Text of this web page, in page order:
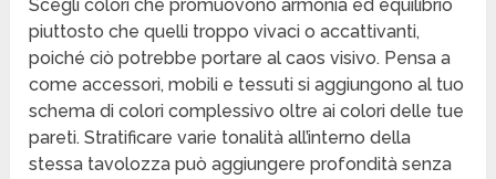
Scegli colori che promuovono armonia ed equilibrio
piuttosto che quelli troppo vivaci o accattivanti,
poiché ciò potrebbe portare al caos visivo. Pensa a
come accessori, mobili e tessuti si aggiungono al tuo
schema di colori complessivo oltre ai colori delle tue
pareti. Stratificare varie tonalità all’interno della
stessa tavolozza può aggiungere profondità senza